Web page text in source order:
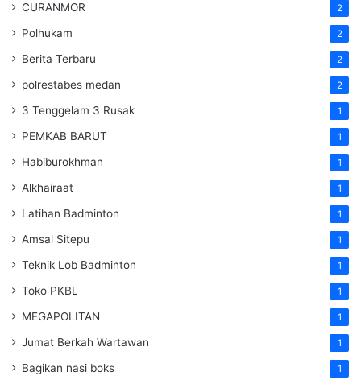
CURANMOR 2
Polhukam 2
Berita Terbaru 2
polrestabes medan 2
3 Tenggelam 3 Rusak 1
PEMKAB BARUT 1
Habiburokhman 1
Alkhairaat 1
Latihan Badminton 1
Amsal Sitepu 1
Teknik Lob Badminton 1
Toko PKBL 1
MEGAPOLITAN 1
Jumat Berkah Wartawan 1
Bagikan nasi boks 1